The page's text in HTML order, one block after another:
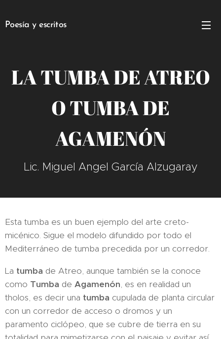
Poesía y escritos
LA TUMBA DE ATREO
O TUMBA DE
AGAMENÓN
Lic. Miguel Angel García Alzugaray
Esta tumba es un buen ejemplo del arte creto-
micénico. Sigue el modelo difundido por todo el
Mediterráneo de tumba precedida por un corredor.
La tumba de Atreo, aunque también se la conoce
como Tumba de Agamenón, es en realidad un
tholos, es decir una tumba cupulada de planta circular
con un corredor de acceso o dromos y un
paramento ciclópeo, que se cubre de tierra en su